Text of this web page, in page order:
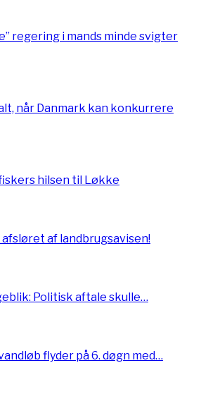
regering i mands minde svigter
når Danmark kan konkurrere
hilsen til Løkke
af landbrugsavisen!
Politisk aftale skulle…
flyder på 6. døgn med…